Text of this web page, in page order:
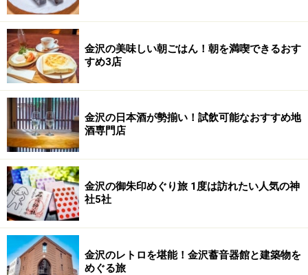
金沢の美味しい朝ごはん！朝を満喫できるおす
すめ3店
金沢の日本酒が勢揃い！試飲可能なおすすめ地
酒専門店
金沢の御朱印めぐり旅 1度は訪れたい人気の神
社5社
金沢のレトロを堪能！金沢蓄音器館と建築物を
めぐる旅